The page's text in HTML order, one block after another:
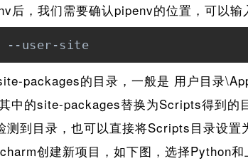
，我们需要确认pipenv的位置，可以输
--user-site
packages的目录，一般是 用户目录
中的site-packages替换为Scripts得到的
到目录，也可以直接将Scripts目录设置
创建新项目，如下图，选择Python和